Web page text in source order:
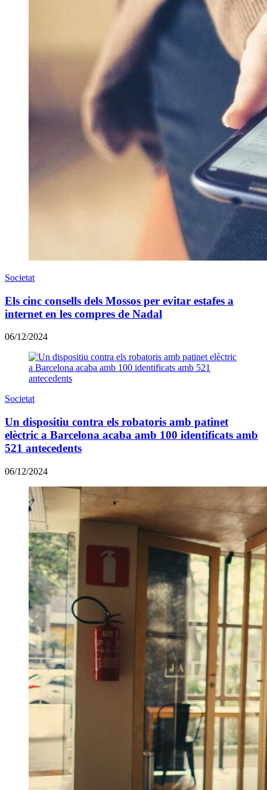
Societat
Els cinc consells dels Mossos per evitar estafes a
internet en les compres de Nadal
06/12/2024
Societat
Un dispositiu contra els robatoris amb patinet
elèctric a Barcelona acaba amb 100 identificats amb
521 antecedents
06/12/2024